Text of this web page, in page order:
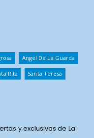
Angel De La Guarda
Rita Santa Teresa
y exclusivas de La